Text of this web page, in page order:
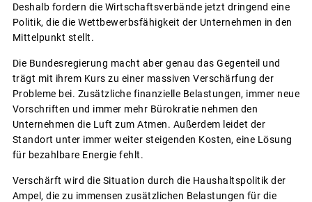
Deshalb fordern die Wirtschaftsverbände jetzt dringend eine
Politik, die die Wettbewerbsfähigkeit der Unternehmen in den
Mittelpunkt stellt.
Die Bundesregierung macht aber genau das Gegenteil und
trägt mit ihrem Kurs zu einer massiven Verschärfung der
Probleme bei. Zusätzliche finanzielle Belastungen, immer neue
Vorschriften und immer mehr Bürokratie nehmen den
Unternehmen die Luft zum Atmen. Außerdem leidet der
Standort unter immer weiter steigenden Kosten, eine Lösung
für bezahlbare Energie fehlt.
Verschärft wird die Situation durch die Haushaltspolitik der
Ampel, die zu immensen zusätzlichen Belastungen für die